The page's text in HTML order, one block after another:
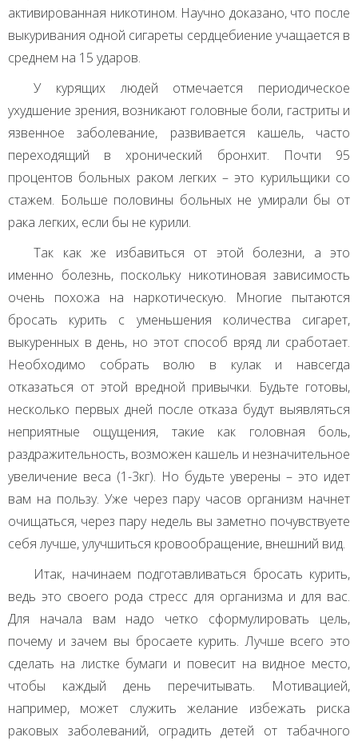
активированная никотином. Научно доказано, что после
выкуривания одной сигареты сердцебиение учащается в
среднем на 15 ударов.
У курящих людей отмечается периодическое
ухудшение зрения, возникают головные боли, гастриты и
язвенное заболевание, развивается кашель, часто
переходящий в хронический бронхит. Почти 95
процентов больных раком легких – это курильщики со
стажем. Больше половины больных не умирали бы от
рака легких, если бы не курили.
Так как же избавиться от этой болезни, а это
именно болезнь, поскольку никотиновая зависимость
очень похожа на наркотическую. Многие пытаются
бросать курить с уменьшения количества сигарет,
выкуренных в день, но этот способ вряд ли сработает.
Необходимо собрать волю в кулак и навсегда
отказаться от этой вредной привычки. Будьте готовы,
несколько первых дней после отказа будут выявляться
неприятные ощущения, такие как головная боль,
раздражительность, возможен кашель и незначительное
увеличение веса (1-3кг). Но будьте уверены – это идет
вам на пользу. Уже через пару часов организм начнет
очищаться, через пару недель вы заметно почувствуете
себя лучше, улучшиться кровообращение, внешний вид.
Итак, начинаем подготавливаться бросать курить,
ведь это своего рода стресс для организма и для вас.
Для начала вам надо четко сформулировать цель,
почему и зачем вы бросаете курить. Лучше всего это
сделать на листке бумаги и повесит на видное место,
чтобы каждый день перечитывать. Мотивацией,
например, может служить желание избежать риска
раковых заболеваний, оградить детей от табачного